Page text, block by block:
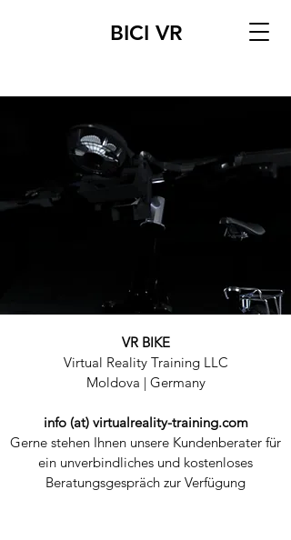
BICI VR
VR BIKE
Virtual Reality Training LLC
Moldova | Germany
info (at) virtualreality-training.com
Gerne stehen Ihnen unsere Kundenberater für
ein unverbindliches und kostenloses
Beratungsgespräch zur Verfügung